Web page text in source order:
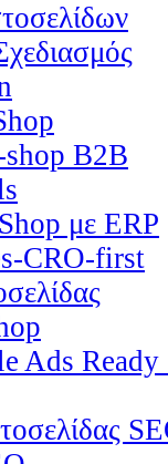
B2B
με ERP
CRO-first
Ads Ready